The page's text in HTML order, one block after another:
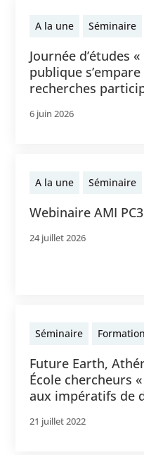
A la une Séminaire
Journée d’études
publique
recherches
6 juin 2026
A la une Séminaire
Webinaire AMI PC3
24 juillet 2026
Séminaire Formation
Future Earth,
École chercheurs
aux impératifs de
21 juillet 2022